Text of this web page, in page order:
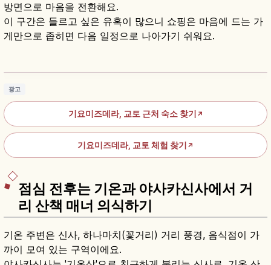
방면으로 마음을 전환해요.
이 구간은 들르고 싶은 유혹이 많으니 쇼핑은 마음에 드는 가
게만으로 좁히면 다음 일정으로 나아가기 쉬워요.
기요미즈데라｜교토 세계유산 기요미즈 무대와
광고
기요미즈데라, 교토 근처 숙소 찾기 ↗
기요미즈데라, 교토 체험 찾기 ↗
점심 전후는 기온과 야사카신사에서 거
리 산책 매너 의식하기
기온 주변은 신사, 하나마치(꽃거리) 거리 풍경, 음식점이 가
까이 모여 있는 구역이에요.